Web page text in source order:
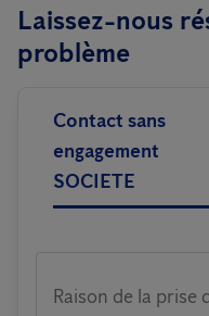
Laissez-nous
problème
Contact sans
engagement
SOCIETE
Raison de la prise